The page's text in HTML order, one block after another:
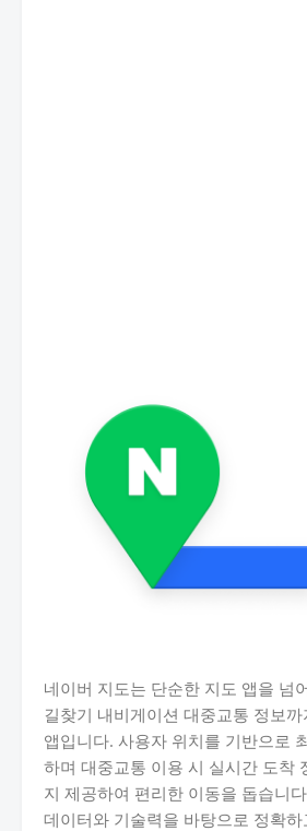
네이버 지도는 단순한 지도 앱을 넘
길찾기 내비게이션 대중교통 정보
앱입니다. 사용자 위치를 기반으로
하며 대중교통 이용 시 실시간 도착
지 제공하여 편리한 이동을 돕습니
데이터와 기술력을 바탕으로 정확